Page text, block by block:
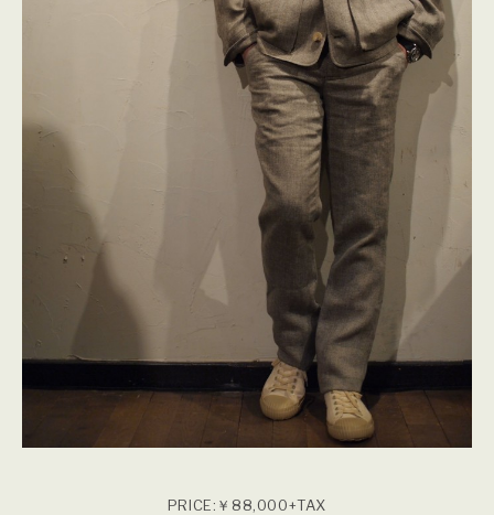
PRICE:￥88,000+TAX